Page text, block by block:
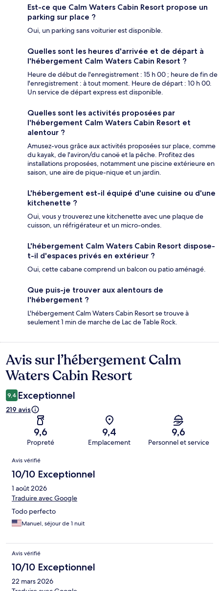
Est-ce que Calm Waters Cabin Resort propose un
parking sur place ?
Oui, un parking sans voiturier est disponible.
Quelles sont les heures d'arrivée et de départ à
l'hébergement Calm Waters Cabin Resort ?
Heure de début de l'enregistrement : 15 h 00 ; heure de fin de
l'enregistrement : à tout moment. Heure de départ : 10 h 00.
Un service de départ express est disponible.
Quelles sont les activités proposées par
l'hébergement Calm Waters Cabin Resort et
alentour ?
Amusez-vous grâce aux activités proposées sur place, comme
du kayak, de l'aviron/du canoë et la pêche. Profitez des
installations proposées, notamment une piscine extérieure en
saison, une aire de pique-nique et un jardin.
L'hébergement est-il équipé d'une cuisine ou d'une
kitchenette ?
Oui, vous y trouverez une kitchenette avec une plaque de
cuisson, un réfrigérateur et un micro-ondes.
L'hébergement Calm Waters Cabin Resort dispose-
t-il d'espaces privés en extérieur ?
Oui, cette cabane comprend un balcon ou patio aménagé.
Que puis-je trouver aux alentours de
l'hébergement ?
L'hébergement Calm Waters Cabin Resort se trouve à
seulement 1 min de marche de Lac de Table Rock.
Avis
Avis sur l’hébergement Calm
Waters Cabin Resort
9,4 Exceptionnel
219 avis
9,6
Propreté
9,4
Emplacement
9,6
Personnel et service
Avis
Avis vérifié
10/10 Exceptionnel
1 août 2026
Traduire avec Google
Todo perfecto
Manuel, séjour de 1 nuit
Avis vérifié
10/10 Exceptionnel
22 mars 2026